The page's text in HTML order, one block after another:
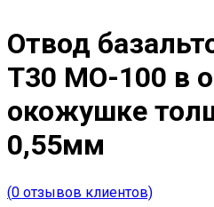
Отвод
T30 MO-100 в
окожушке
0,55мм
(0 отзывов клиентов)